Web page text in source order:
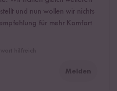
und nun wollen wir nichts
für mehr Komfort
Melden